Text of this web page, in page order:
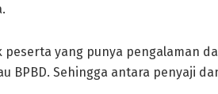
peserta yang punya pengalaman
BPBD. Sehingga antara penyaji